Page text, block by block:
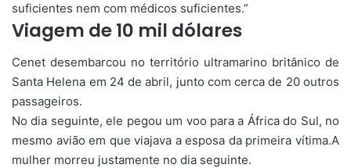
suficientes nem com médicos suficientes.”
Viagem de 10 mil dólares
Cenet desembarcou no território ultramarino britânico de
Santa Helena em 24 de abril, junto com cerca de 20 outros
passageiros.
No dia seguinte, ele pegou um voo para a África do Sul, no
mesmo avião em que viajava a esposa da primeira vítima.A
mulher morreu justamente no dia seguinte.